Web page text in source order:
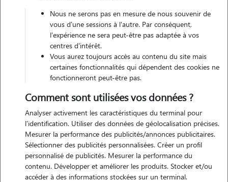
Motivation
passionnée par les animaux et actuellement en formation d'auxiliaire
vétérinaire, je souhaite proposer mes services pour m'occuper de vos
animaux en votre absence et de leur apporter tout l'attention
nécessaire. sérieuse, douce et attentive au bien être des animaux, je
Nous ne serons pas en mesure de nous souvenir de
vous d'une sessions à l'autre. Par conséquent,
l'expérience ne sera peut-être pas adaptée à vos
centres d'intérêt.
Vous aurez toujours accès au contenu du site mais
certaines fonctionnalités qui dépendent des cookies ne
fonctionneront peut-être pas.
Comment sont utilisées vos données ?
Analyser activement les caractéristiques du terminal pour
l'identification. Utiliser des données de géolocalisation précises.
Mesurer la performance des publicités/annonces publicitaires.
Sélectionner des publicités personnalisées. Créer un profil
personnalisé de publicités. Mesurer la performance du
contenu. Développer et améliorer les produits. Stocker et/ou
accéder à des informations stockées sur un terminal.